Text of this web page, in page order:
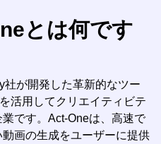
とは何です
社が開発した革新的なツー
活用してクリエイティビテ
です。Act-Oneは、高速で
画の生成をユーザーに提供